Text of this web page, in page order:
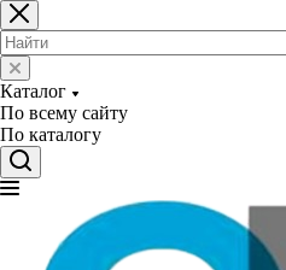
Каталог
По всему сайту
По каталогу